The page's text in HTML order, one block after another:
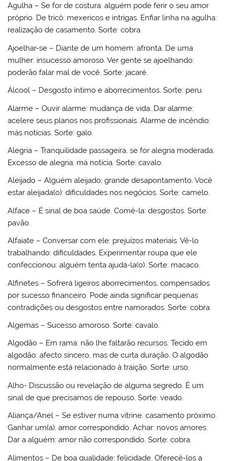
Agulha – Se for de costura: alguém pode ferir o seu amor
próprio. De tricô: mexericos e intrigas. Enfiar linha na agulha:
realização de casamento. Sorte: cobra.
Ajoelhar-se – Diante de um homem: afronta. De uma
mulher: insucesso amoroso. Ver gente se ajoelhando:
poderão falar mal de você. Sorte: jacaré.
Álcool – Desgosto íntimo e aborrecimentos. Sorte: peru.
Alarme – Ouvir alarme: mudança de vida. Dar alarme:
acelere seus planos nos profissionais. Alarme de incêndio:
más notícias. Sorte: galo.
Alegria – Tranquilidade passageira, se for alegria moderada.
Excesso de alegria: má notícia. Sorte: cavalo.
Aleijado – Alguém aleijado; grande desapontamento. Você
estar aleijada(o): dificuldades nos negócios. Sorte: camelo.
Alface – É sinal de boa saúde. Comê-la: desgostos. Sorte:
pavão.
Alfaiate – Conversar com ele: prejuízos materiais. Vê-lo
trabalhando: dificuldades. Experimentar roupa que ele
confeccionou: alguém tenta ajudá-la(o). Sorte: macaco.
Alfinetes – Sofrerá ligeiros aborrecimentos, compensados
por sucesso financeiro. Pode ainda significar pequenas
contradições ou desgostos entre namorados. Sorte: cobra
Algemas – Sucesso amoroso. Sorte: cavalo.
Algodão – Em rama: não lhe faltarão recursos. Tecido em
algodão: afecto sincero, mas de curta duração. O algodão
normalmente está relacionado à traição. Sorte: urso.
Alho- Discussão ou revelação de alguma segredo. É um
sinal de que precisamos de repouso. Sorte: veado.
Aliança/Anel – Se estiver numa vitrine: casamento próximo.
Ganhar um(a): amor correspondido. Achar: novos amores.
Dar a alguém: amor não correspondido. Sorte: cobra.
Alimentos – De boa qualidade: felicidade. Oferecê-los a